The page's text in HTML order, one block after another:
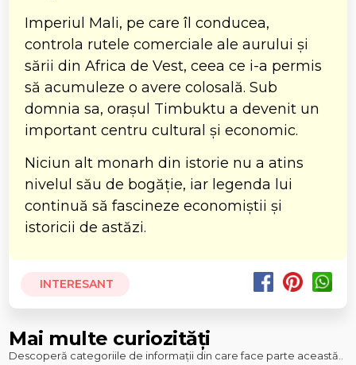
Imperiul Mali, pe care îl conducea,
controla rutele comerciale ale aurului și
sării din Africa de Vest, ceea ce i-a permis
să acumuleze o avere colosală. Sub
domnia sa, orașul Timbuktu a devenit un
important centru cultural și economic.
Niciun alt monarh din istorie nu a atins
nivelul său de bogăție, iar legenda lui
continuă să fascineze economiștii și
istoricii de astăzi.
INTERESANT
Mai multe curiozități
Descoperă categoriile de informații din care face parte această..